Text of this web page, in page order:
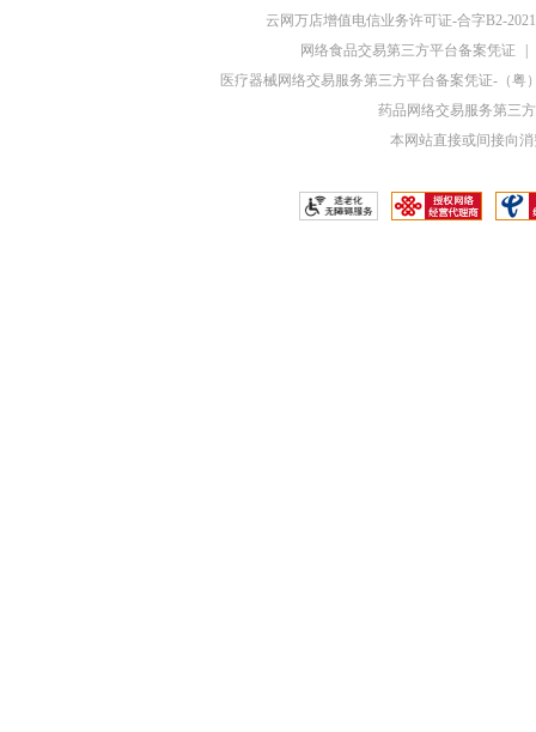
云网万店增值电信业务许可证-合字B2-
网络食品交易第三方平台备案凭证
医疗器械网络交易服务第三方平台备案凭证-（粤
药品网络交易服务第三
本网站直接或间接向